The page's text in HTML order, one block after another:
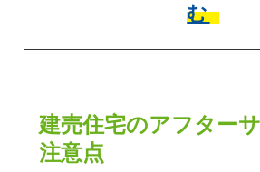
む
建売住宅のアフター
注意点